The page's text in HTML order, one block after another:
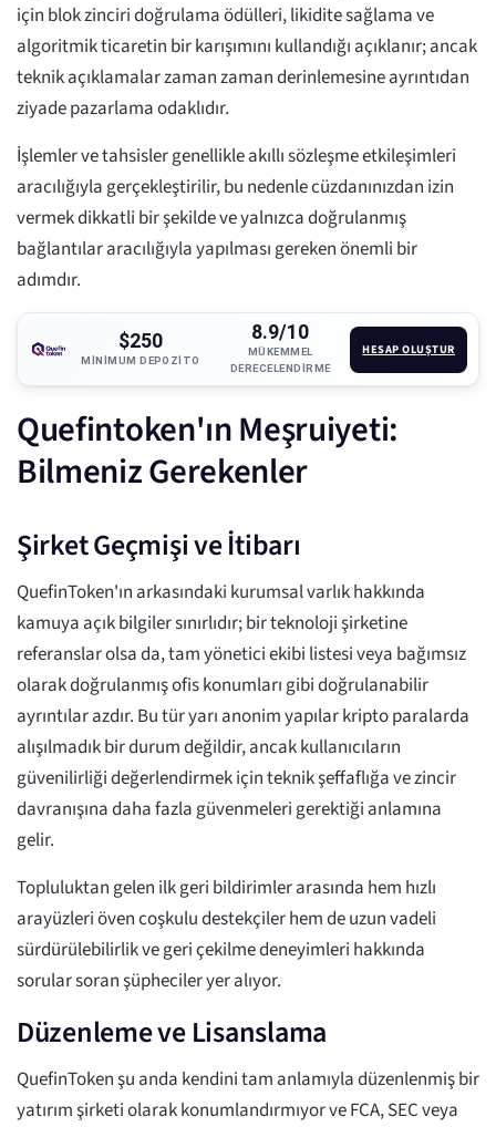
için blok zinciri doğrulama ödülleri, likidite sağlama ve
algoritmik ticaretin bir karışımını kullandığı açıklanır; ancak
teknik açıklamalar zaman zaman derinlemesine ayrıntıdan
ziyade pazarlama odaklıdır.
İşlemler ve tahsisler genellikle akıllı sözleşme etkileşimleri
aracılığıyla gerçekleştirilir, bu nedenle cüzdanınızdan izin
vermek dikkatli bir şekilde ve yalnızca doğrulanmış
bağlantılar aracılığıyla yapılması gereken önemli bir
adımdır.
$250
MINIMUM DEPOZITO
8.9/10
MÜKEMMEL
DERECELENDIRME
HESAP OLUŞTUR
Quefintoken'ın Meşruiyeti:
Bilmeniz Gerekenler
Şirket Geçmişi ve İtibarı
QuefinToken'ın arkasındaki kurumsal varlık hakkında
kamuya açık bilgiler sınırlıdır; bir teknoloji şirketine
referanslar olsa da, tam yönetici ekibi listesi veya bağımsız
olarak doğrulanmış ofis konumları gibi doğrulanabilir
ayrıntılar azdır. Bu tür yarı anonim yapılar kripto paralarda
alışılmadık bir durum değildir, ancak kullanıcıların
güvenilirliği değerlendirmek için teknik şeffaflığa ve zincir
davranışına daha fazla güvenmeleri gerektiği anlamına
gelir.
Topluluktan gelen ilk geri bildirimler arasında hem hızlı
arayüzleri öven coşkulu destekçiler hem de uzun vadeli
sürdürülebilirlik ve geri çekilme deneyimleri hakkında
sorular soran şüpheciler yer alıyor.
Düzenleme ve Lisanslama
QuefinToken şu anda kendini tam anlamıyla düzenlenmiş bir
yatırım şirketi olarak konumlandırmıyor ve FCA, SEC veya